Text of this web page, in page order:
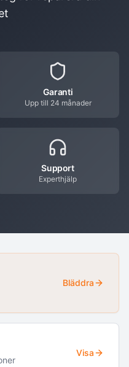
Garanti
Upp till 24 månader
Support
Experthjälp
Bläddra
Visa